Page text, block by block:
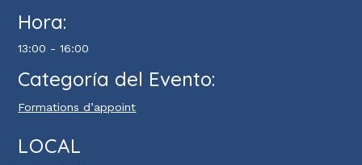
Hora:
13:00 - 16:00
Categoría del Evento:
Formations d’appoint
LOCAL